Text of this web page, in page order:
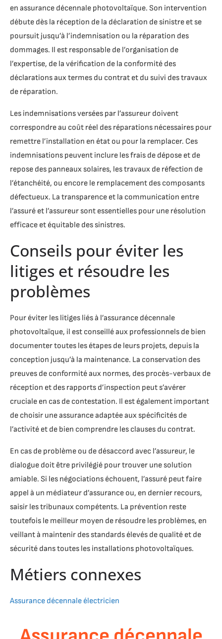
en assurance décennale photovoltaïque. Son intervention
débute dès la réception de la déclaration de sinistre et se
poursuit jusqu’à l’indemnisation ou la réparation des
dommages. Il est responsable de l’organisation de
l’expertise, de la vérification de la conformité des
déclarations aux termes du contrat et du suivi des travaux
de réparation.
Les indemnisations versées par l’assureur doivent
correspondre au coût réel des réparations nécessaires pour
remettre l’installation en état ou pour la remplacer. Ces
indemnisations peuvent inclure les frais de dépose et de
repose des panneaux solaires, les travaux de réfection de
l’étanchéité, ou encore le remplacement des composants
défectueux. La transparence et la communication entre
l’assuré et l’assureur sont essentielles pour une résolution
efficace et équitable des sinistres.
Conseils pour éviter les
litiges et résoudre les
problèmes
Pour éviter les litiges liés à l’assurance décennale
photovoltaïque, il est conseillé aux professionnels de bien
documenter toutes les étapes de leurs projets, depuis la
conception jusqu’à la maintenance. La conservation des
preuves de conformité aux normes, des procès-verbaux de
réception et des rapports d’inspection peut s’avérer
cruciale en cas de contestation. Il est également important
de choisir une assurance adaptée aux spécificités de
l’activité et de bien comprendre les clauses du contrat.
En cas de problème ou de désaccord avec l’assureur, le
dialogue doit être privilégié pour trouver une solution
amiable. Si les négociations échouent, l’assuré peut faire
appel à un médiateur d’assurance ou, en dernier recours,
saisir les tribunaux compétents. La prévention reste
toutefois le meilleur moyen de résoudre les problèmes, en
veillant à maintenir des standards élevés de qualité et de
sécurité dans toutes les installations photovoltaïques.
Métiers connexes
Assurance décennale électricien